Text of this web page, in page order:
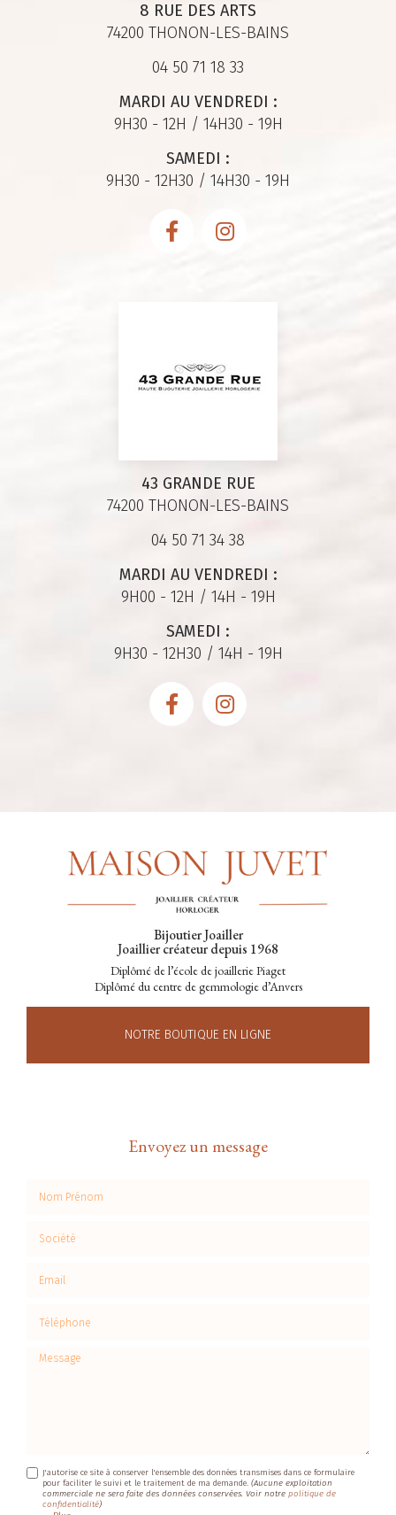
8 RUE DES ARTS
74200 THONON-LES-BAINS
04 50 71 18 33
MARDI AU VENDREDI :
9H30 - 12H / 14H30 - 19H
SAMEDI :
9H30 - 12H30 / 14H30 - 19H
43 GRANDE RUE
74200 THONON-LES-BAINS
04 50 71 34 38
MARDI AU VENDREDI :
9H00 - 12H / 14H - 19H
SAMEDI :
9H30 - 12H30 / 14H - 19H
Bijoutier Joailler
Joaillier créateur depuis 1968
Diplômé de l’école de joaillerie Piaget
Diplômé du centre de gemmologie d’Anvers
NOTRE BOUTIQUE EN LIGNE
Envoyez un message
Message
J'autorise ce site à conserver l'ensemble des données transmises dans ce formulaire
pour faciliter le suivi et le traitement de ma demande.(Aucune exploitation
commerciale ne sera faite des données conservées. Voir notrepolitique de
confidentialité)